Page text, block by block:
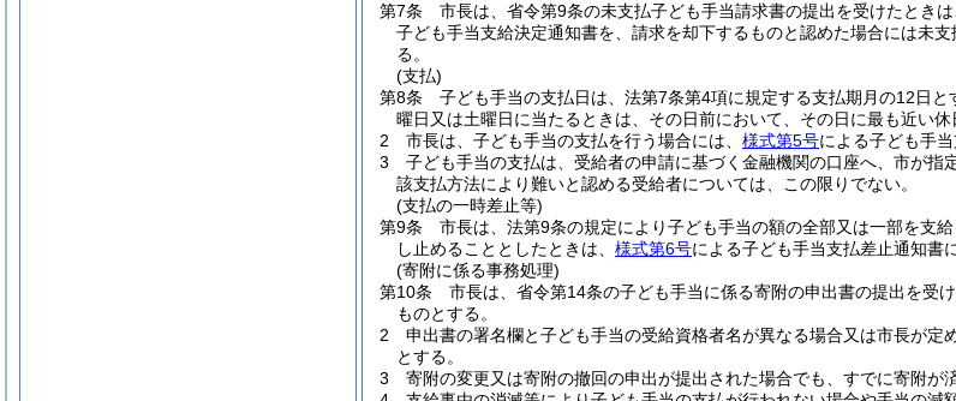
第7条
市長は、省令第9条の未支払子ども手当請求書の提出を受けたとき
子ども手当支給決定通知書を、請求を却下するものと認めた場合には未支
る。
(支払)
第8条
子ども手当の支払日は、法第7条第4項に規定する支払期月の12日と
曜日又は土曜日に当たるときは、その日前において、その日に最も近い
2
市長は、子ども手当の支払を行う場合には、 様式第5号による子ども手
3
子ども手当の支払は、受給者の申請に基づく金融機関の口座へ、市が指
該支払方法により難いと認める受給者については、この限りでない。
(支払の一時差止等)
第9条
市長は、法第9条の規定により子ども手当の額の全部又は一部を支
し止めることとしたときは、 様式第6号による子ども手当支払差止通知書
(寄附に係る事務処理)
第10条
市長は、省令第14条の子ども手当に係る寄附の申出書の提出を受け
ものとする。
2
申出書の署名欄と子ども手当の受給資格者名が異なる場合又は市長が
とする。
3
寄附の変更又は寄附の撤回の申出が提出された場合でも、すでに寄附が